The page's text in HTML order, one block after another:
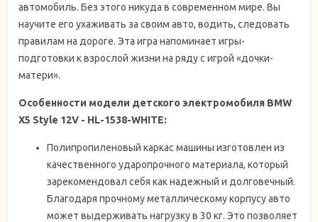
автомобиль. Без этого никуда в современном мире. Вы
научите его ухаживать за своим авто, водить, следовать
правилам на дороге. Эта игра напоминает игры-
подготовки к взрослой жизни на ряду с игрой «дочки-
матери».
Особенности модели детского электромобиля BMW
X5 Style 12V - HL-1538-WHITE:
Полипропиленовый каркас машины изготовлен из
качественного ударопрочного материала, который
зарекомендовал себя как надежный и долговечный.
Благодаря прочному металлическому корпусу авто
может выдерживать нагрузку в 30 кг. Это позволяет